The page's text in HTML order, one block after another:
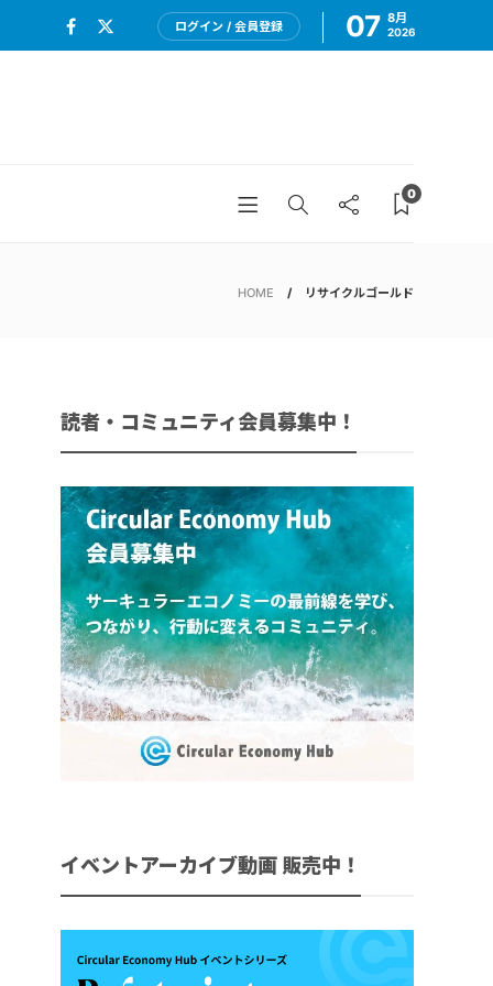
ログイン / 会員登録 07 8月
2026
0
HOME リサイクルゴールド
読者・コミュニティ会員募集中！
イベントアーカイブ動画 販売中！